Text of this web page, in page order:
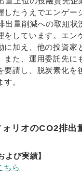
したうえでエンゲー
出量削減への取組状
をしています。エン
に加え、他の投資家
また、運用委託先に
要請し、脱炭素化を
。
リオのCO2排出
よび実績】
ちら